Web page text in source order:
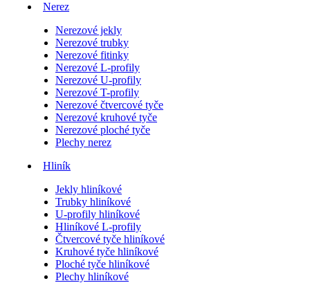
Nerez
Nerezové jekly
Nerezové trubky
Nerezové fitinky
Nerezové L-profily
Nerezové U-profily
Nerezové T-profily
Nerezové čtvercové tyče
Nerezové kruhové tyče
Nerezové ploché tyče
Plechy nerez
Hliník
Jekly hliníkové
Trubky hliníkové
U-profily hliníkové
Hliníkové L-profily
Čtvercové tyče hliníkové
Kruhové tyče hliníkové
Ploché tyče hliníkové
Plechy hliníkové